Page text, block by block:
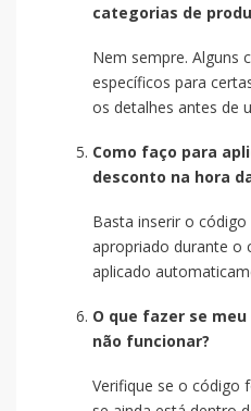
categorias de
Nem sempre. Alguns
específicos para
os detalhes antes de
Como faço para
desconto na hora
Basta inserir o
apropriado durante o
aplicado
O que fazer se
não funcionar?
Verifique se o código